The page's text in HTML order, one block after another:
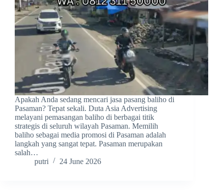
Apakah Anda sedang mencari jasa pasang baliho di
Pasaman? Tepat sekali. Duta Asia Advertising
melayani pemasangan baliho di berbagai titik
strategis di seluruh wilayah Pasaman. Memilih
baliho sebagai media promosi di Pasaman adalah
langkah yang sangat tepat. Pasaman merupakan
salah…
putri
24 June 2026